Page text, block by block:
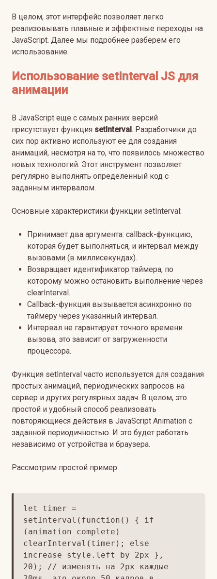
В целом, этот интерфейс позволяет легко
реализовывать плавные и эффектные переходы на
JavaScript. Далее мы подробнее разберем его
использование.
Использование setInterval JS для
анимации
В JavaScript еще с самых ранних версий
присутствует функция setInterval . Разработчики до
сих пор активно используют ее для создания
анимаций, несмотря на то, что появилось множество
новых технологий. Этот инструмент позволяет
регулярно выполнять определенный код с
заданным интервалом.
Основные характеристики функции setInterval:
Принимает два аргумента: callback-функцию,
которая будет выполняться, и интервал между
вызовами (в миллисекундах).
Возвращает идентификатор таймера, по
которому можно остановить выполнение через
clearInterval.
Callback-функция вызывается асинхронно по
таймеру через указанный интервал.
Интервал не гарантирует точного времени
вызова, это зависит от загруженности
процессора.
Функция setInterval часто используется для создания
простых анимаций, периодических запросов на
сервер и других регулярных задач. В целом, это
простой и удобный способ реализовать
повторяющиеся действия в JavaScript Animation с
заданной периодичностью. И это будет работать
независимо от устройства и браузера.
Рассмотрим простой пример:
let timer =
setInterval(function() { if
(animation complete)
clearInterval(timer); else
increase style.left by 2px },
20); // изменять на 2px каждые